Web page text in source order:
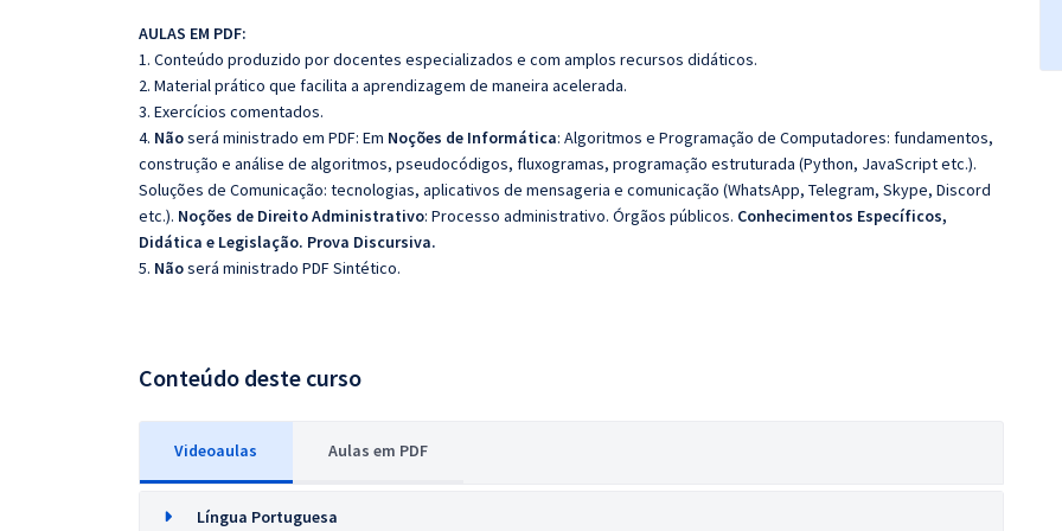
AULAS EM PDF:
1. Conteúdo produzido por docentes especializados e com amplos recursos didáticos.
2. Material prático que facilita a aprendizagem de maneira acelerada.
3. Exercícios comentados.
4. Nãoserá ministrado em PDF: Em Noções de Informática: Algoritmos e Programação de Computadores: fundamentos,
construção e análise de algoritmos, pseudocódigos, fluxogramas, programação estruturada (Python, JavaScript etc.).
Soluções de Comunicação: tecnologias, aplicativos de mensageria e comunicação (WhatsApp, Telegram, Skype, Discord
etc.). Noções de Direito Administrativo: Processo administrativo. Órgãos públicos. Conhecimentos Específicos,
Didática e Legislação. Prova Discursiva.
5. Nãoserá ministrado PDF Sintético.
Conteúdo deste curso
Videoaulas Aulas em PDF
Língua Portuguesa